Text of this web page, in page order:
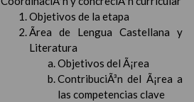
Objetivos de la etapa
Ãrea de Lengua Castellana y
Literatura
Objetivos del Ã¡rea
ContribuciÃ³n del Ã¡rea a
las competencias clave